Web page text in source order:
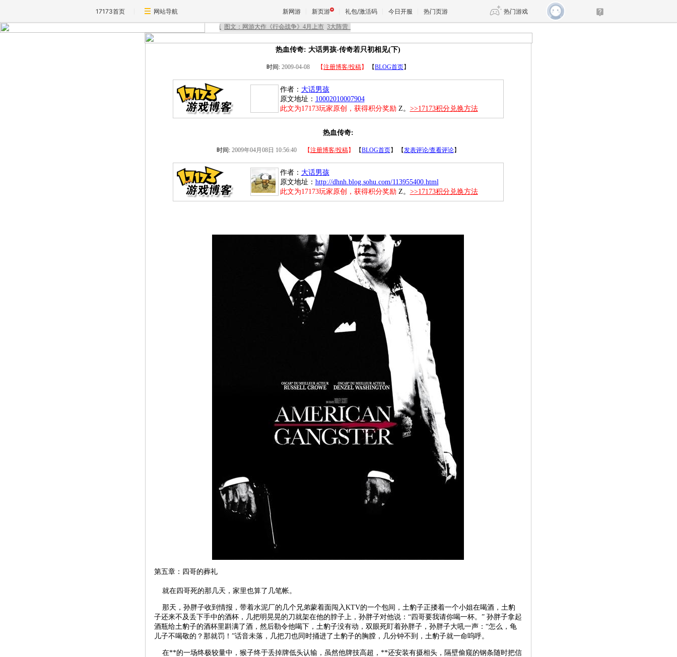
17173首页 网站导航 新网游 新页游 礼包/激活码 今日开服 热门页游 热门游戏
王权与自由 诛仙世界 仙剑世界
热血传奇: 大话男孩-传奇若只初相见(下)
时间: 2009-04-08 【注册博客/投稿】 【BLOG首页】
作者： 大话男孩
原文地址： 10002010007904
此文为17173玩家原创，获得积分奖励 Z。 >>17173积分兑换方法
热血传奇:
时间: 2009年04月08日 10:56:40 【注册博客/投稿】 【BLOG首页】 【发表评论/查看评论】
作者： 大话男孩
原文地址： http://dhnh.blog.sohu.com/113955400.html
此文为17173玩家原创，获得积分奖励 Z。 >>17173积分兑换方法
第五章：四哥的葬礼
就在四哥死的那几天，家里也算了几笔帐。
那天，孙胖子收到情报，带着水泥厂的几个兄弟蒙着面闯入KTV的一个包间，土豹子正搂着一个小姐在喝酒，土豹
子还来不及丢下手中的酒杯，几把明晃晃的刀就架在他的脖子上，孙胖子对他说：“四哥要我请你喝一杯。” 孙胖子拿起
酒瓶给土豹子的酒杯里斟满了酒，然后勒令他喝下，土豹子没有动，双眼死盯着孙胖子，孙胖子大吼一声：“怎么，龟
儿子不喝敬的？那就罚！”话音未落，几把刀也同时捅进了土豹子的胸膛，几分钟不到，土豹子就一命呜呼。
在**的一场终极较量中，猴子终于丢掉牌低头认输，虽然他牌技高超，**还安装有摄相头，隔壁偷窥的钢条随时把信